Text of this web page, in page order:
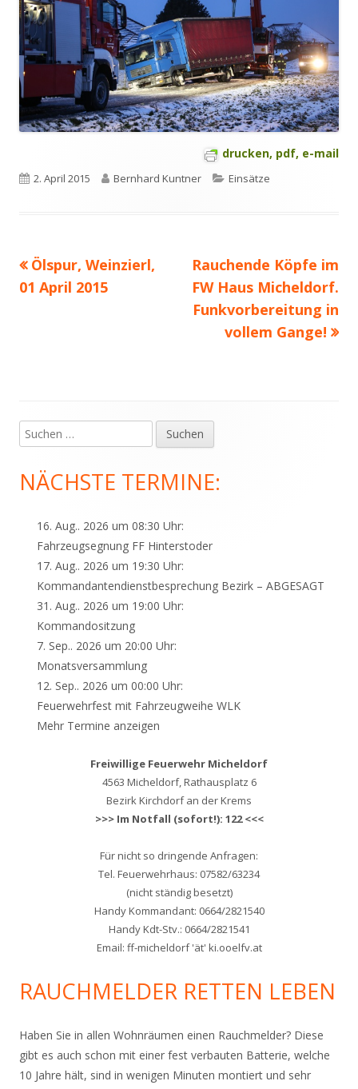
drucken, pdf, e-mail
Veröffentlicht
2. April 2015 Autor
Bernhard Kuntner Kategorien
Einsätze
Beitragsnavigation
Vorheriger
Beitrag:
Ölspur, Weinzierl,
01 April 2015
Nächster
Beitrag
Rauchende Köpfe im
FW Haus Micheldorf.
Funkvorbereitung in
vollem Gange!
Haupt-
Seitenleiste
Suchen
nach:
NÄCHSTE TERMINE:
16. Aug.. 2026 um 08:30 Uhr:
Fahrzeugsegnung FF Hinterstoder
17. Aug.. 2026 um 19:30 Uhr:
Kommandantendienstbesprechung Bezirk – ABGESAGT
31. Aug.. 2026 um 19:00 Uhr:
Kommandositzung
7. Sep.. 2026 um 20:00 Uhr:
Monatsversammlung
12. Sep.. 2026 um 00:00 Uhr:
Feuerwehrfest mit Fahrzeugweihe WLK
Mehr Termine anzeigen
Freiwillige Feuerwehr Micheldorf
4563 Micheldorf, Rathausplatz 6
Bezirk Kirchdorf an der Krems
>>> Im Notfall (sofort!): 122 <<<
Für nicht so dringende Anfragen:
Tel. Feuerwehrhaus: 07582/63234
(nicht ständig besetzt)
Handy Kommandant: 0664/2821540
Handy Kdt-Stv.: 0664/2821541
Email: ff-micheldorf 'ät' ki.ooelfv.at
RAUCHMELDER RETTEN LEBEN
Haben Sie in allen Wohnräumen einen Rauchmelder? Diese
gibt es auch schon mit einer fest verbauten Batterie, welche
10 Jahre hält, sind in wenigen Minuten montiert und sehr